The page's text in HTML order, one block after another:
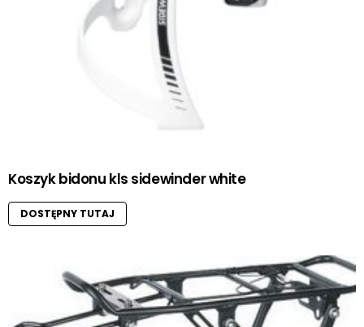
Koszyk bidonu kls sidewinder white
DOSTĘPNY TUTAJ